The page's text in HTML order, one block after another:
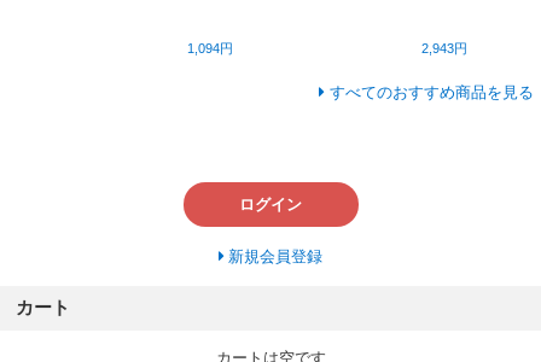
1,094円 2,943円
すべてのおすすめ商品を見る
ログイン
新規会員登録
カート
カートは空です